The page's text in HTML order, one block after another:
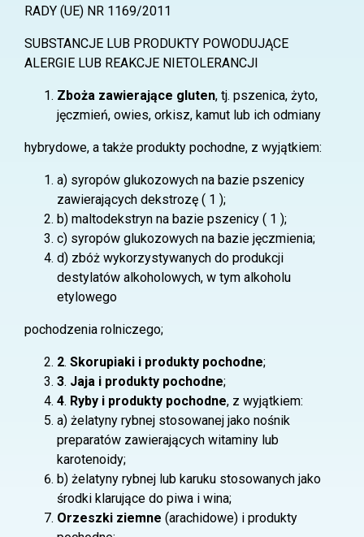
RADY (UE) NR 1169/2011
SUBSTANCJE LUB PRODUKTY POWODUJĄCE
ALERGIE LUB REAKCJE NIETOLERANCJI
Zboża zawierające gluten, tj. pszenica, żyto,
jęczmień, owies, orkisz, kamut lub ich odmiany
hybrydowe, a także produkty pochodne, z wyjątkiem:
a) syropów glukozowych na bazie pszenicy
zawierających dekstrozę ( 1 );
b) maltodekstryn na bazie pszenicy ( 1 );
c) syropów glukozowych na bazie jęczmienia;
d) zbóż wykorzystywanych do produkcji
destylatów alkoholowych, w tym alkoholu
etylowego
pochodzenia rolniczego;
2. Skorupiaki i produkty pochodne;
3. Jaja i produkty pochodne;
4. Ryby i produkty pochodne, z wyjątkiem:
a) żelatyny rybnej stosowanej jako nośnik
preparatów zawierających witaminy lub
karotenoidy;
b) żelatyny rybnej lub karuku stosowanych jako
środki klarujące do piwa i wina;
Orzeszki ziemne (arachidowe) i produkty